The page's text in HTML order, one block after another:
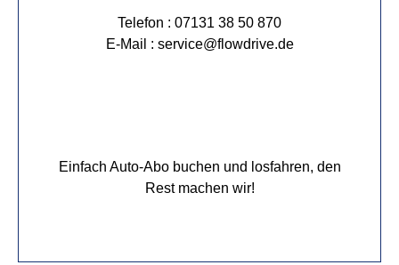
Telefon : 07131 38 50 870
E-Mail : service@flowdrive.de
Einfach Auto-Abo buchen und losfahren, den
Rest machen wir!